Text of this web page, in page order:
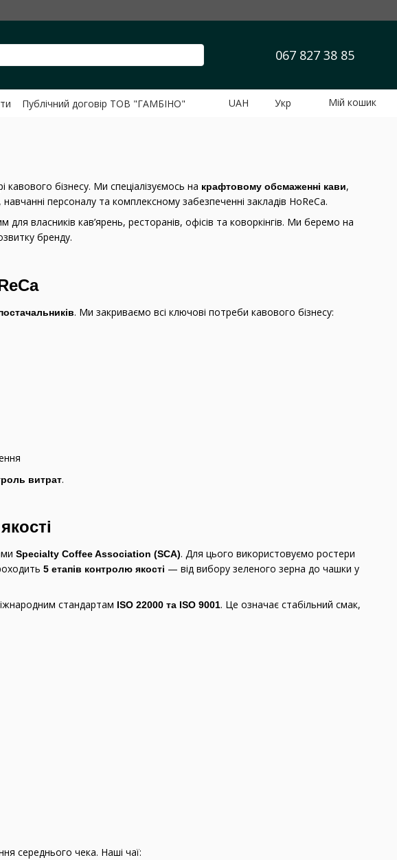
067 827 38 85
Публічний договір ТОВ "ГАМБІНО"
UAH Укр Мій кошик
бізнесу. Ми спеціалізуємось на крафтовому обсмаженні кави,
, навчанні персоналу та комплексному забезпеченні закладів HoReCa.
власників кав’ярень, ресторанів, офісів та коворкінгів. Ми беремо на
бренду.
. Ми закриваємо всі ключові потреби кавового бізнесу:
витрат.
Specialty Coffee Association (SCA). Для цього використовуємо ростери
5 етапів контролю якості — від вибору зеленого зерна до чашки у
стандартам ISO 22000 та ISO 9001. Це означає стабільний смак,
середнього чека. Наші чаї: